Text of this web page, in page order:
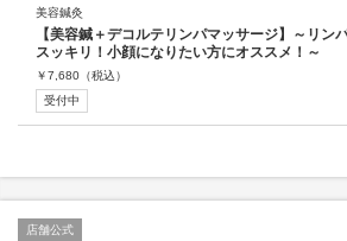
美容鍼灸
【美容鍼＋デコルテリンパマッサージ】～リン
スッキリ！小顔になりたい方にオススメ！～
￥7,680 （税込）
受付中
店舗公式